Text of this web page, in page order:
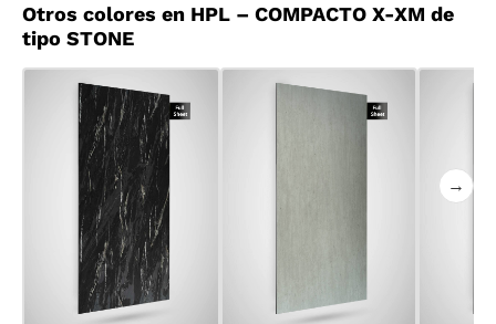
Otros colores en HPL – COMPACTO X-XM de
tipo STONE
→